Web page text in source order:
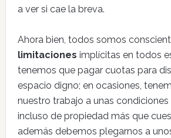
a ver si cae la breva.
Ahora bien, todos somos
limitaciones implícitas en todos
tenemos que pagar cuotas para
espacio digno; en ocasiones,
nuestro trabajo a unas
incluso de propiedad más que
además debemos plegarnos a